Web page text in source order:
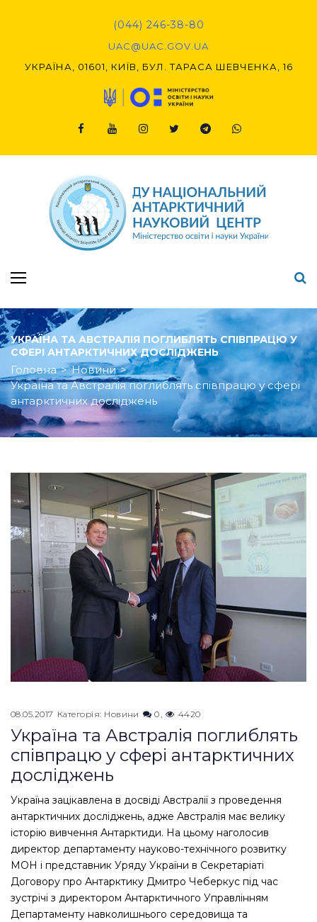
(044) 246-38-80
UAC@UAC.GOV.UA​​
УКРАЇНА, 01601, КИЇВ, БУЛ. ТАРАСА ШЕВЧЕНКА, 16
УКРАЇНА ТА АВСТРАЛІЯ ПОГЛИБЛЯТЬ СПІВПРАЦЮ У
СФЕРІ АНТАРКТИЧНИХ ДОСЛІДЖЕНЬ
Головна > Новини >
Україна та Австралія поглиблять співпрацю у сфері
антарктичних досліджень
08.05.2017 Категорія: Новини 0 4420
Україна та Австралія поглиблять
співпрацю у сфері антарктичних
досліджень
Україна зацікавлена в досвіді Австралії з проведення
антарктичних досліджень, адже Австралія має велику
історію вивчення Антарктиди. На цьому наголосив
директор департаменту науково-технічного розвитку
МОН і представник Уряду України в Секретаріаті
Договору про Антарктику Дмитро Чеберкус під час
зустрічі з директором Антарктичного Управлінням
Департаменту навколишнього середовища та